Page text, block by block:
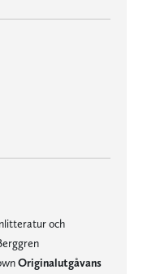
och
Originalutgåvans